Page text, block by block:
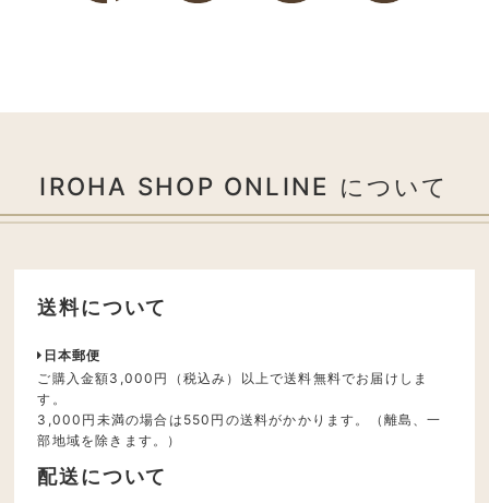
IROHA SHOP ONLINE について
送料について
日本郵便
ご購入金額3,000円（税込み）以上で送料無料でお届けしま
す。
3,000円未満の場合は550円の送料がかかります。（離島、一
部地域を除きます。）
配送について